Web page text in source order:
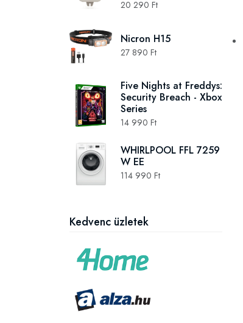
20 290 Ft
Nicron H15
27 890 Ft
Five Nights at Freddys:
Security Breach - Xbox
Series
14 990 Ft
WHIRLPOOL FFL 7259
W EE
114 990 Ft
Kedvenc üzletek